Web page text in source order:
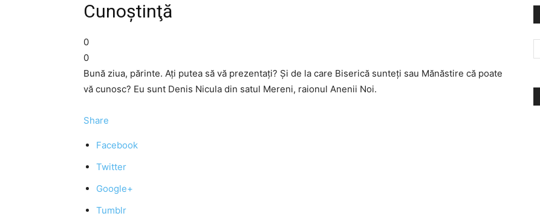
Cunoştinţă
0
0
Bună ziua, părinte. Aţi putea să vă prezentaţi? Şi de la care Biserică sunteţi sau Mănăstire că poate
vă cunosc? Eu sunt Denis Nicula din satul Mereni, raionul Anenii Noi.
Share
Facebook
Twitter
Google+
Tumblr